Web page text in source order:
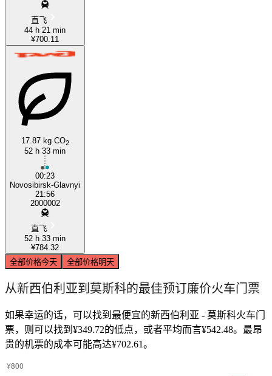
直飞
44 h 21 min
¥700.11
17.87 kg CO2
52 h 33 min
00:23
Novosibirsk-Glavnyi
21:56
2000002
直飞
52 h 33 min
¥784.32
全部价格今天 全部价格明天
从新西伯利亚到莫斯科的最佳预订廉价火车门票
如果幸运的话，可以找到最便宜的新西伯利亚 - 莫斯科火车门
票，则可以找到¥349.72的低点，或者平均而言¥542.48。最昂
贵的机票的成本可能高达¥702.61。